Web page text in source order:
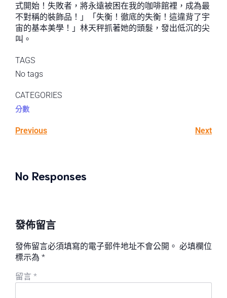
式開始！失敗者，將永遠被困在我的咖啡館裡，成為最
不對稱的裝飾品！」「失衡！徹底的失衡！這違背了宇
宙的基本美學！」林天秤抓著她的頭髮，發出低沉的尖
叫。
TAGS
No tags
CATEGORIES
分數
Previous Next
No Responses
發佈留言
發佈留言必須填寫的電子郵件地址不會公開。 必填欄位
標示為 *
留言 *